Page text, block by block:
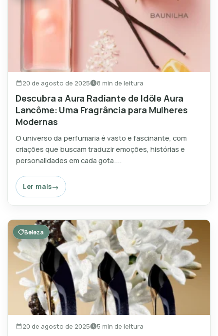
20 de agosto de 2025 8 min de leitura
Descubra a Aura Radiante de Idôle Aura
Lancôme: Uma Fragrância para Mulheres
Modernas
O universo da perfumaria é vasto e fascinante, com
criações que buscam traduzir emoções, histórias e
personalidades em cada gota....
Ler mais
Beleza
20 de agosto de 2025 5 min de leitura